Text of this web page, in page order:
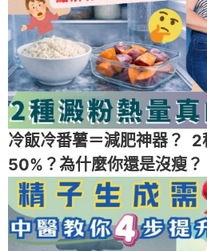
冷飯冷番薯＝減肥神器？ 2
50%？為什麼你還是沒瘦？